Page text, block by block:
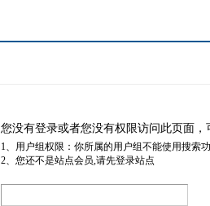
您没有登录或者您没有权限访问此页面
1、用户组权限：你所属的用户组不能使用搜索
2、您还不是站点会员,请先登录站点